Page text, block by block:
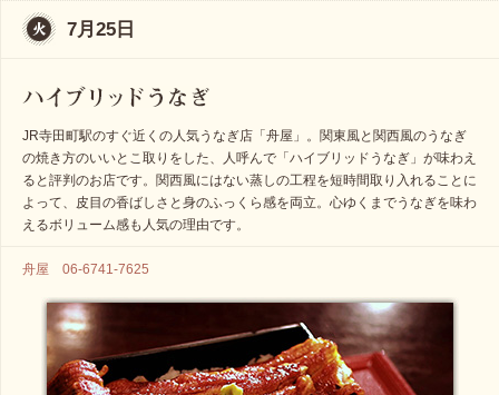
7月25日
JR寺田町駅のすぐ近くの人気うなぎ店「舟屋」。関東風と関西風のうなぎ
の焼き方のいいとこ取りをした、人呼んで「ハイブリッドうなぎ」が味わえ
ると評判のお店です。関西風にはない蒸しの工程を短時間取り入れることに
よって、皮目の香ばしさと身のふっくら感を両立。心ゆくまでうなぎを味わ
えるボリューム感も人気の理由です。
舟屋 06-6741-7625